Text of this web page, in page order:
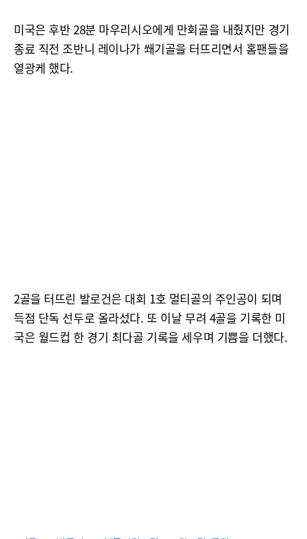
미국은 후반 28분 마우리시오에게 만회골을 내줬지만 경기
종료 직전 조반니 레이나가 쐐기골을 터뜨리면서 홈팬들을
열광케 했다.
2골을 터뜨린 발로건은 대회 1호 멀티골의 주인공이 되며
득점 단독 선두로 올라섰다. 또 이날 무려 4골을 기록한 미
국은 월드컵 한 경기 최다골 기록을 세우며 기쁨을 더했다.